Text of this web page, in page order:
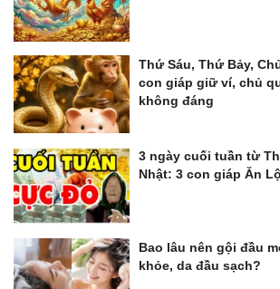
Thứ Sáu, Thứ Bảy,
con giáp giữ ví, chủ
không đáng
3 ngày cuối tuần từ
Nhật: 3 con giáp Ăn
Bao lâu nên gội đầu
khỏe, da đầu sạch?